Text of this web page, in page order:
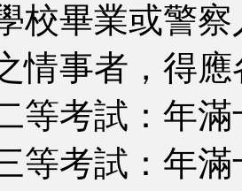
校畢業或警
情事者，得
考試：年滿
考試：年滿